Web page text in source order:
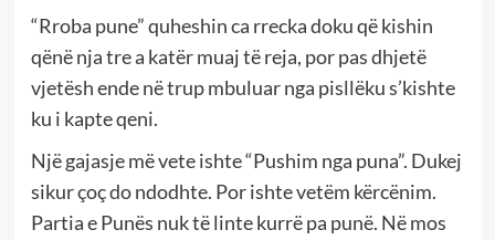
“Rroba pune” quheshin ca rrecka doku që kishin
qënë nja tre a katër muaj të reja, por pas dhjetë
vjetësh ende në trup mbuluar nga pisllëku s’kishte
ku i kapte qeni.
Një gajasje më vete ishte “Pushim nga puna”. Dukej
sikur çoç do ndodhte. Por ishte vetëm kërcënim.
Partia e Punës nuk të linte kurrë pa punë. Në mos